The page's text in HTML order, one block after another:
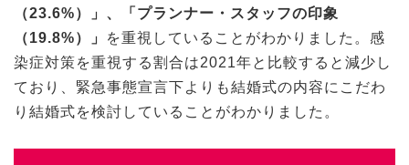
（23.6%）」、「プランナー・スタッフの印象
（19.8%）」
を重視していることがわかりました。感
染症対策を重視する割合は2021年と比較すると減少し
ており、緊急事態宣言下よりも結婚式の内容にこだわ
り結婚式を検討していることがわかりました。